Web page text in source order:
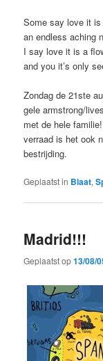
Some say love it is
an endless aching
I say love it is a
and you it’s only
Zondag de 21ste
gele armstrong/
met de hele
verraad is het ook
bestrijding.
Geplaatst in Blaat,
Madrid!!!
Geplaatst op13/08/